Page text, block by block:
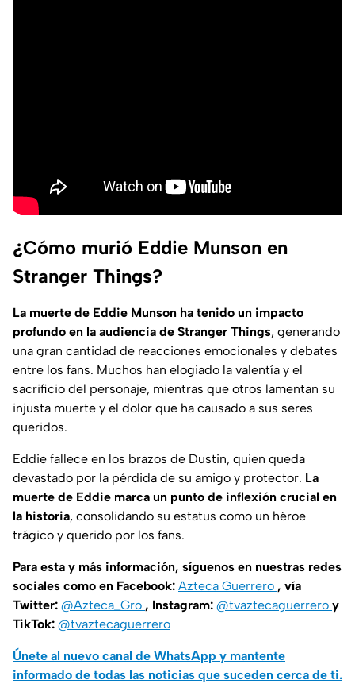
¿Cómo murió Eddie Munson en
Stranger Things?
La muerte de Eddie Munson ha tenido un impacto
profundo en la audiencia de Stranger Things, generando
una gran cantidad de reacciones emocionales y debates
entre los fans. Muchos han elogiado la valentía y el
sacrificio del personaje, mientras que otros lamentan su
injusta muerte y el dolor que ha causado a sus seres
queridos.
Eddie fallece en los brazos de Dustin, quien queda
devastado por la pérdida de su amigo y protector. La
muerte de Eddie marca un punto de inflexión crucial en
la historia, consolidando su estatus como un héroe
trágico y querido por los fans.
Para esta y más información, síguenos en nuestras redes
sociales como en Facebook: Azteca Guerrero , vía
Twitter: @Azteca_Gro , Instagram: @tvaztecaguerrero y
TikTok: @tvaztecaguerrero
Únete al nuevo canal de WhatsApp y mantente
informado de todas las noticias que suceden cerca de ti.